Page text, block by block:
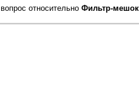
относительно Фильтр-мешок